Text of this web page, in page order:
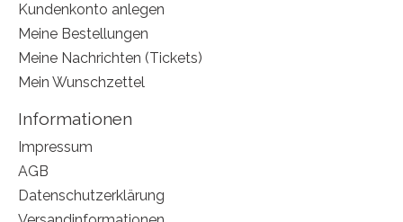
Kundenkonto anlegen
Meine Bestellungen
Meine Nachrichten (Tickets)
Mein Wunschzettel
Informationen
Impressum
AGB
Datenschutzerklärung